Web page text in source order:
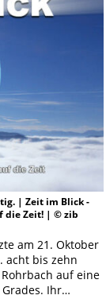
| Zeit im Blick -
die Zeit! | © zib
am 21. Oktober
acht bis zehn
auf eine
Ihr…